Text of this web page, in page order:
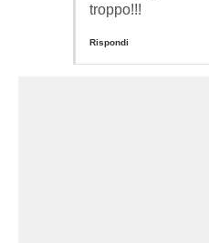
troppo!!!
Rispondi